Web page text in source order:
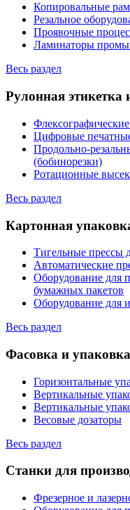
Копировальные
Резальное
Проявочные
Ламинаторы
Весь раздел
Рулонная этикетка
Цифровые
Продольно-
(бобинорезки)
Ротационные
Весь раздел
Картонная
Тигельные прессы
Автоматические
Оборудование для
бумажных пакетов
Оборудование для
Весь раздел
Фасовка и упаковка
Горизонтальные
Вертикальные
Вертикальные
Весовые дозаторы
Весь раздел
Станки для
Фрезерное и